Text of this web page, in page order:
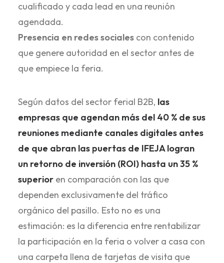
cualificado y cada lead en una reunión
agendada.
Presencia en redes sociales con contenido
que genere autoridad en el sector antes de
que empiece la feria.
Según datos del sector ferial B2B, las
empresas que agendan más del 40 % de sus
reuniones mediante canales digitales antes
de que abran las puertas de IFEJA logran
un retorno de inversión (ROI) hasta un 35 %
superior en comparación con las que
dependen exclusivamente del tráfico
orgánico del pasillo. Esto no es una
estimación: es la diferencia entre rentabilizar
la participación en la feria o volver a casa con
una carpeta llena de tarjetas de visita que